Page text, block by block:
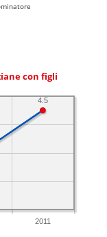
con figli
2011
4.5